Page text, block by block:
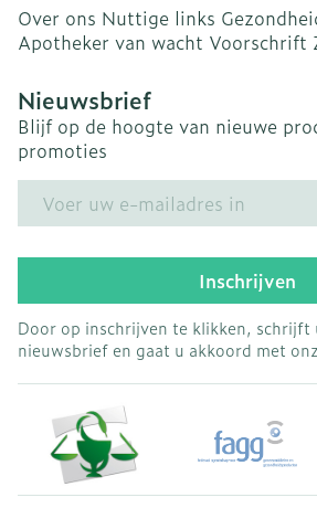
Over ons Nuttige links
Apotheker van wacht Voorschrift
Nieuwsbrief
Blijf op de hoogte van nieuwe
promoties
Inschrijven
Door op inschrijven te klikken, schrijft
nieuwsbrief en gaat u akkoord met